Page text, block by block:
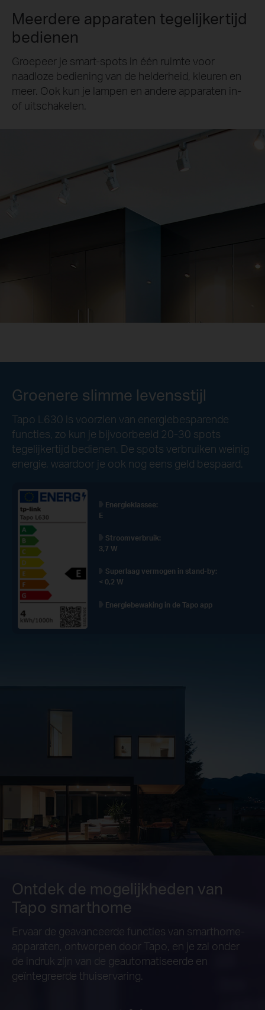
Meerdere apparaten tegelijkertijd
bedienen
Groepeer je smart-spots in één ruimte voor
naadloze bediening van de helderheid, kleuren en
meer. Ook kun je lampen en andere apparaten in-
of uitschakelen.
Groenere slimme levensstijl
Tapo L630 is voorzien van energiebesparende
functies, zo kun je bijvoorbeeld 20-30 spots
tegelijkertijd bedienen. De spots verbruiken weinig
energie, waardoor je ook nog eens geld bespaard.
Energieklassee:
E
Stroomverbruik:
3,7 W
Superlaag vermogen in stand-by:
< 0,2 W
Energiebewaking in de Tapo app
Ontdek de mogelijkheden van
Tapo smarthome
Ervaar de geavanceerde functies van smarthome-
apparaten, ontworpen door Tapo, en je zal onder
de indruk zijn van de geautomatiseerde en
geïntegreerde thuiservaring.